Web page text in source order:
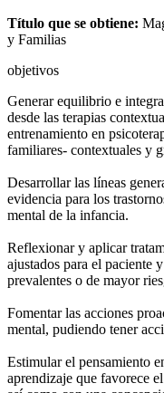
Título que se obtiene:
y Familias
objetivos
Generar equilibrio e
desde las terapias
entrenamiento en
familiares- contextuales y
Desarrollar las líneas
evidencia para los
mental de la infancia.
Reflexionar y aplicar
ajustados para el paciente
prevalentes o de mayor
Fomentar las acciones
mental, pudiendo tener
Estimular el pensamiento
aprendizaje que favorece